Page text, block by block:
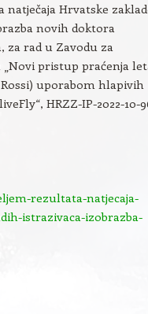
Hrvatske
novih doktora
za rad u Zavodu za
pristup praćenja
uporabom hlapivih
HRZZ-IP-2022-10-
rezultata-natjecaja-
istrazivaca-izobrazba-